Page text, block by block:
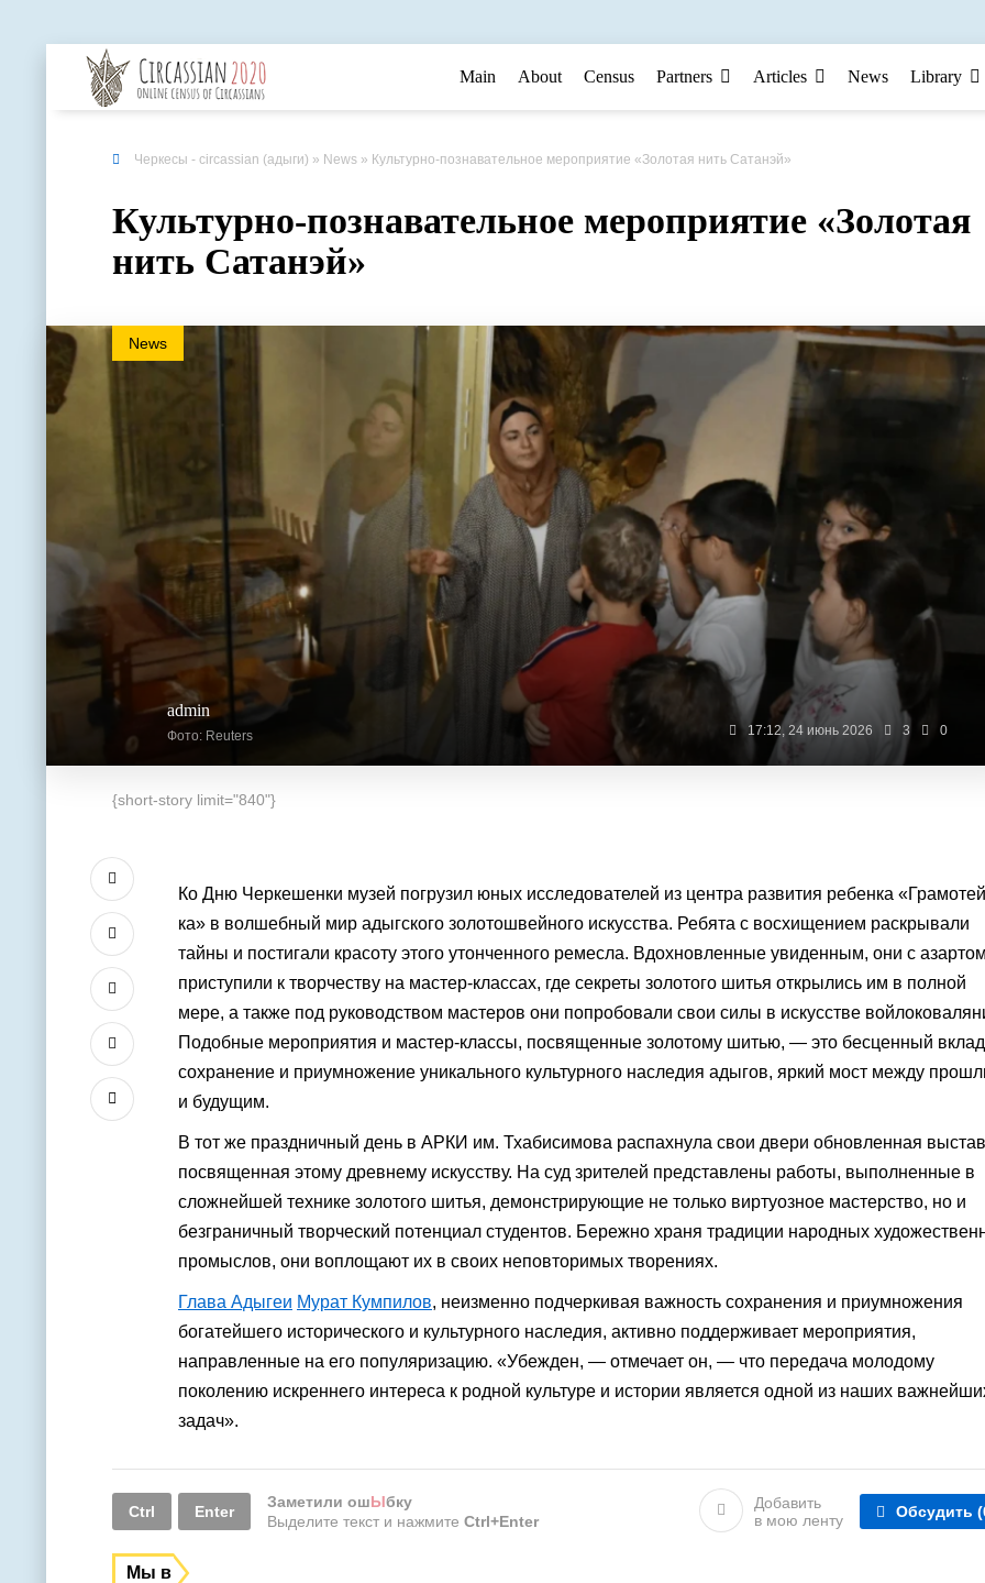
Main About Census Partners Articles News Library
Черкесы - circassian (адыги) » News » Культурно-познавательное мероприятие «Золотая нить Сатанэй» ⁣
Культурно-познавательное мероприятие «Золотая
нить Сатанэй» ⁣
News
admin
Фото: Reuters 17:12, 24 июнь 2026 3 0
{short-story limit="840"}
Ко Дню Черкешенки музей погрузил юных исследователей из центра развития ребенка
ка» в волшебный мир адыгского золотошвейного искусства. Ребята с восхищением раскрывали
тайны и постигали красоту этого утонченного ремесла. Вдохновленные увиденным, они с
приступили к творчеству на мастер-классах, где секреты золотого шитья открылись им в полной
мере, а также под руководством мастеров они попробовали свои силы в искусстве
Подобные мероприятия и мастер-классы, посвященные золотому шитью, — это бесценный
сохранение и приумножение уникального культурного наследия адыгов, яркий мост между
и будущим.
В тот же праздничный день в АРКИ им. Тхабисимова распахнула свои двери обновленная
посвященная этому древнему искусству. На суд зрителей представлены работы, выполненные в
сложнейшей технике золотого шитья, демонстрирующие не только виртуозное мастерство, но и
безграничный творческий потенциал студентов. Бережно храня традиции народных
промыслов, они воплощают их в своих неповторимых творениях.
Глава Адыгеи Мурат Кумпилов, неизменно подчеркивая важность сохранения и приумножения
богатейшего исторического и культурного наследия, активно поддерживает мероприятия,
направленные на его популяризацию. «Убежден, — отмечает он, — что передача молодому
поколению искреннего интереса к родной культуре и истории является одной из наших
задач».
Ctrl Enter
Заметили ошЫбку
Выделите текст и нажмите Ctrl+Enter
Добавить
в мою ленту
Обсудить
Мы в